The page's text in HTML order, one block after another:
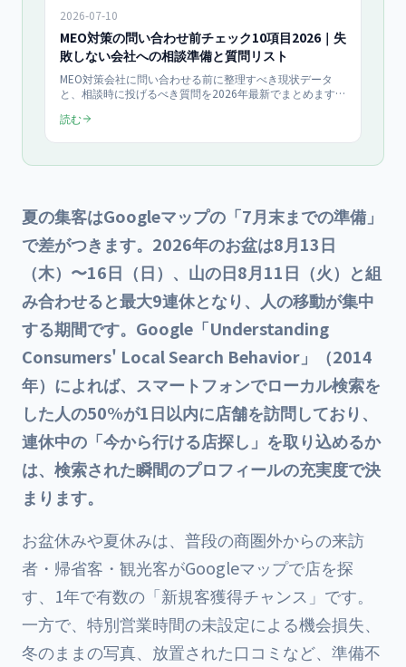
2026-07-10
MEO対策の問い合わせ前チェック10項目2026｜失
敗しない会社への相談準備と質問リスト
MEO対策会社に問い合わせる前に整理すべき現状データ
と、相談時に投げるべき質問を2026年最新でまとめます。
相談へ進める失敗しない相談準備ガイドです。
読む
夏の集客はGoogleマップの「7月末までの準備」
で差がつきます。2026年のお盆は8月13日
（木）〜16日（日）、山の日8月11日（火）と組
み合わせると最大9連休となり、人の移動が集中
する期間です。Google「Understanding
Consumers' Local Search Behavior」（2014
年）によれば、スマートフォンでローカル検索を
した人の50%が1日以内に店舗を訪問しており、
連休中の「今から行ける店探し」を取り込めるか
は、検索された瞬間のプロフィールの充実度で決
まります。
お盆休みや夏休みは、普段の商圏外からの来訪
者・帰省客・観光客がGoogleマップで店を探
す、1年で有数の「新規客獲得チャンス」です。
一方で、特別営業時間の未設定による機会損失、
冬のままの写真、放置された口コミなど、準備不